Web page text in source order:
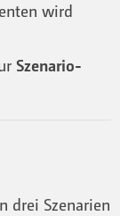
wird
Szenario-
drei Szenarien